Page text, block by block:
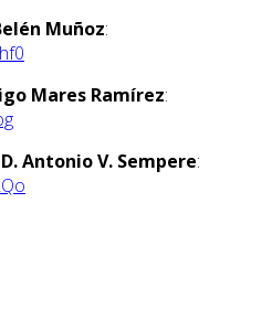
Muñoz:
Mares Ramírez:
Antonio V. Sempere: